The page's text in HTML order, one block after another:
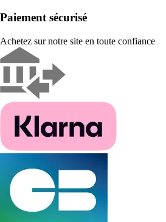
Paiement sécurisé
Achetez sur notre site en toute confiance